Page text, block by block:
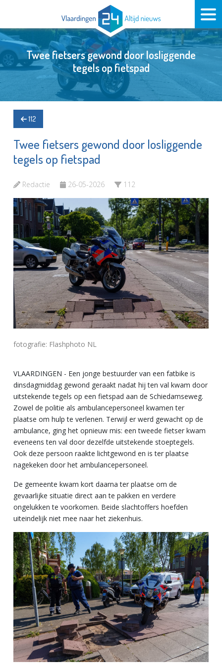
Twee fietsers gewond door losliggende
tegels op fietspad
112
Twee fietsers gewond door losliggende
tegels op fietspad
Redactie 26-05-2026 112
fotografie: Flashphoto NL
VLAARDINGEN - Een jonge bestuurder van een fatbike is
dinsdagmiddag gewond geraakt nadat hij ten val kwam door
uitstekende tegels op een fietspad aan de Schiedamseweg.
Zowel de politie als ambulancepersoneel kwamen ter
plaatse om hulp te verlenen. Terwijl er werd gewacht op de
ambulance, ging het opnieuw mis: een tweede fietser kwam
eveneens ten val door dezelfde uitstekende stoeptegels.
Ook deze persoon raakte lichtgewond en is ter plaatse
nagekeken door het ambulancepersoneel.
De gemeente kwam kort daarna ter plaatse om de
gevaarlijke situatie direct aan te pakken en verdere
ongelukken te voorkomen. Beide slachtoffers hoefden
uiteindelijk niet mee naar het ziekenhuis.